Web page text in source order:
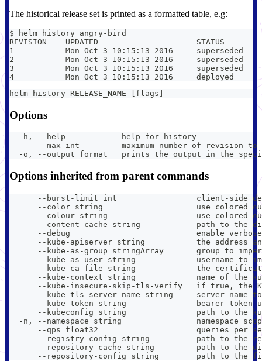
The historical release set is printed as a formatted table, e.g:
$ helm history angry-bird
REVISION    UPDATED                     STATUS
1           Mon Oct 3 10:15:13 2016
2           Mon Oct 3 10:15:13 2016
3           Mon Oct 3 10:15:13 2016
4           Mon Oct 3 10:15:13 2016     deployed
helm history RELEASE_NAME [flags]
Options
  -h, --help            help for history
--max int         maximum number of revision
-o, --output format   prints the output in the
Options inherited from parent commands
--burst-limit int                 client-side
--color string                    use colored
--colour string                   use colored
--content-cache string            path to the
--debug                           enable
--kube-apiserver string           the address
--kube-as-group stringArray       group to
--kube-as-user string             username to
--kube-ca-file string             the
--kube-context string             name of the
--kube-insecure-skip-tls-verify   if true, the
--kube-tls-server-name string     server name
--kube-token string               bearer token
--kubeconfig string               path to the
-n, --namespace string                namespace
--qps float32                     queries per
--registry-config string          path to the
--repository-cache string         path to the
--repository-config string        path to the